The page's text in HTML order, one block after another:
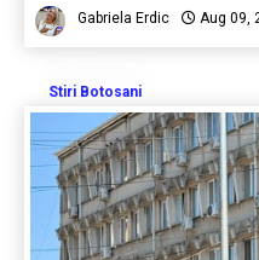
Gabriela Erdic Aug 09,
Stiri Botosani